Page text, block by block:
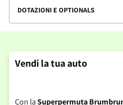
DOTAZIONI E OPTIONALS
Vendi la tua auto
Con laSuperpermuta